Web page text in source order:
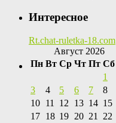
Интересное
Rt.chat-ruletka-18.com
Август 2026
Пн Вт Ср Чт Пт Сб
1
3
4 5 6 7 8
10 11 12 13 14 15
17 18 19 20 21 22